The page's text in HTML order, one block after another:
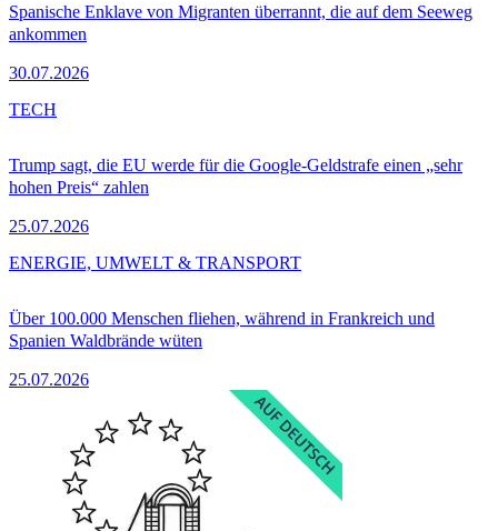
Spanische Enklave von Migranten überrannt, die auf dem Seeweg
ankommen
30.07.2026
Trump sagt, die EU werde für die Google-Geldstrafe einen „sehr
hohen Preis“ zahlen
25.07.2026
TECH
Über 100.000 Menschen fliehen, während in Frankreich und
Spanien Waldbrände wüten
25.07.2026
ENERGIE, UMWELT & TRANSPORT